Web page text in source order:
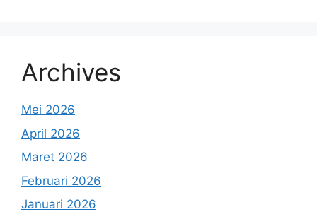
Archives
Mei 2026
April 2026
Maret 2026
Februari 2026
Januari 2026